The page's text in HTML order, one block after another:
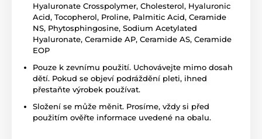
Hyaluronate Crosspolymer, Cholesterol, Hyaluronic
Acid, Tocopherol, Proline, Palmitic Acid, Ceramide
NS, Phytosphingosine, Sodium Acetylated
Hyaluronate, Ceramide AP, Ceramide AS, Ceramide
EOP
Pouze k zevnímu použití. Uchovávejte mimo dosah
dětí. Pokud se objeví podráždění pleti, ihned
přestaňte výrobek používat.
Složení se může měnit. Prosíme, vždy si před
použitím ověřte informace uvedené na obalu.